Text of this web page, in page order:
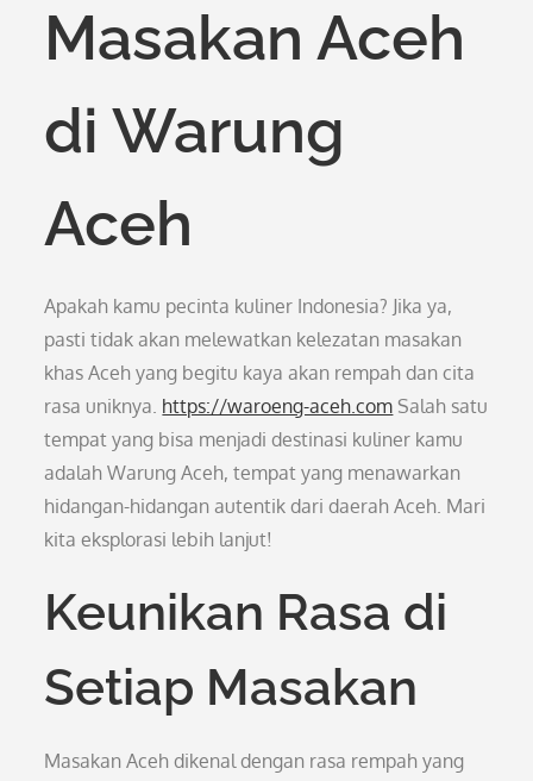
Masakan Aceh
di Warung
Aceh
Apakah kamu pecinta kuliner Indonesia? Jika ya,
pasti tidak akan melewatkan kelezatan masakan
khas Aceh yang begitu kaya akan rempah dan cita
rasa uniknya. https://waroeng-aceh.com Salah satu
tempat yang bisa menjadi destinasi kuliner kamu
adalah Warung Aceh, tempat yang menawarkan
hidangan-hidangan autentik dari daerah Aceh. Mari
kita eksplorasi lebih lanjut!
Keunikan Rasa di
Setiap Masakan
Masakan Aceh dikenal dengan rasa rempah yang